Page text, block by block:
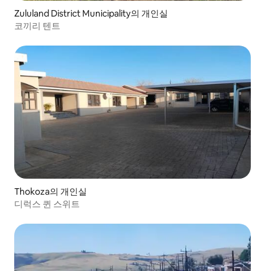
Zululand District Municipality의 개인실
코끼리 텐트
Thokoza의 개인실
디럭스 퀸 스위트